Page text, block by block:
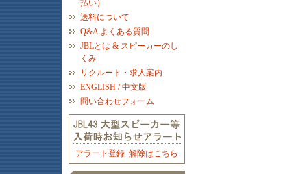
払い）
送料について
Q&A よくある質問
JBLとは & スピーカーのし
くみ
リクルート・求人案内
ENGLISH / 中文版
問い合わせフォーム
アラート登録･解除はこちら